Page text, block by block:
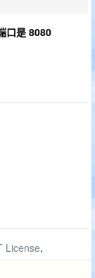
口是 8080
License.